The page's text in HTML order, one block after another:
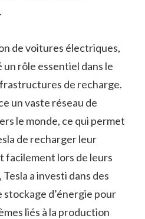
de voitures électriques,
un rôle essentiel dans le
de recharge.
un vaste réseau de
le monde, ce qui permet
de recharger leur
facilement lors de leurs
a investi dans des
d’énergie pour
liés à la production